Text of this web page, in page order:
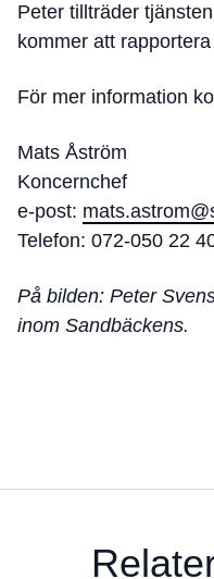
Peter tillträder
kommer att
För mer information
Mats Åström
Koncernchef
e-post:
Telefon: 072-050 22
På bilden: Peter
inom Sandbäckens.